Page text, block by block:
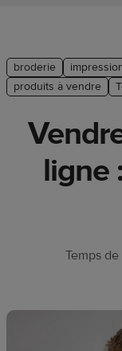
Manuel
débutant
Modèle
broderie
produits à vendre
ligne
Temps de